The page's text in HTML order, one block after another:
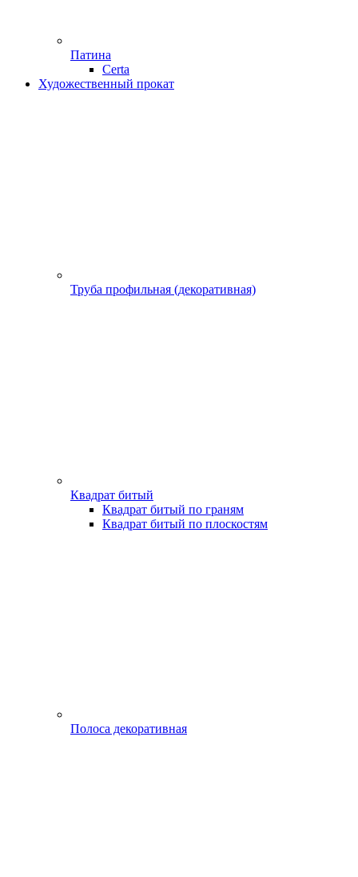
Патина
Certa
Художественный прокат
Труба профильная (декоративная)
Квадрат битый
Квадрат битый по граням
Квадрат битый по плоскостям
Полоса декоративная